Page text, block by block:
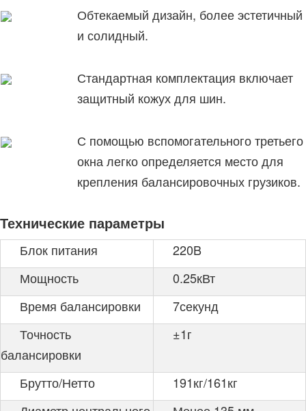
Обтекаемый дизайн, более эстетичный
и солидный.
Стандартная комплектация включает
защитный кожух для шин.
С помощью вспомогательного третьего
окна легко определяется место для
крепления балансировочных грузиков.
Технические параметры
Блок питания
220B
Мощность
0.25кВт
Время балансировки
7секунд
Точность
балансировки
±1г
Брутто/Нетто
191кг/161кг